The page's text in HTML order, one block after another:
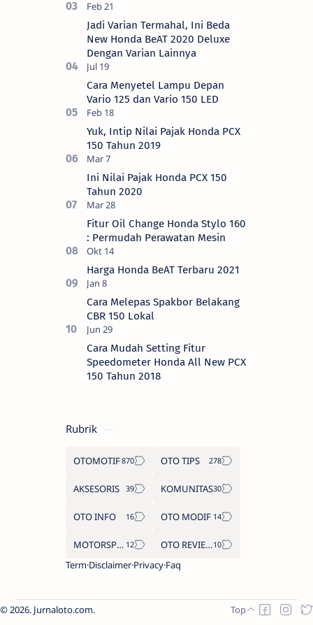
Jadi Varian Termahal, Ini Beda
New Honda BeAT 2020 Deluxe
Dengan Varian Lainnya
Cara Menyetel Lampu Depan
Vario 125 dan Vario 150 LED
Yuk, Intip Nilai Pajak Honda PCX
150 Tahun 2019
Ini Nilai Pajak Honda PCX 150
Tahun 2020
Fitur Oil Change Honda Stylo 160
: Permudah Perawatan Mesin
Harga Honda BeAT Terbaru 2021
Cara Melepas Spakbor Belakang
CBR 150 Lokal
Cara Mudah Setting Fitur
Speedometer Honda All New PCX
150 Tahun 2018
Rubrik
OTOMOTIF OTO TIPS
AKSESORIS KOMUNITAS
OTO INFO OTO MODIF
MOTORSPORT
OTO REVIEW
Term Disclaimer Privacy Faq
2026. Jurnaloto.com.